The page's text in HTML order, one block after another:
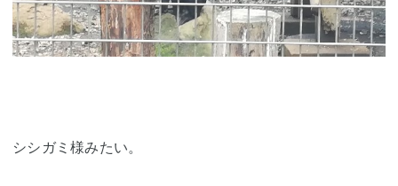
シシガミ様みたい。